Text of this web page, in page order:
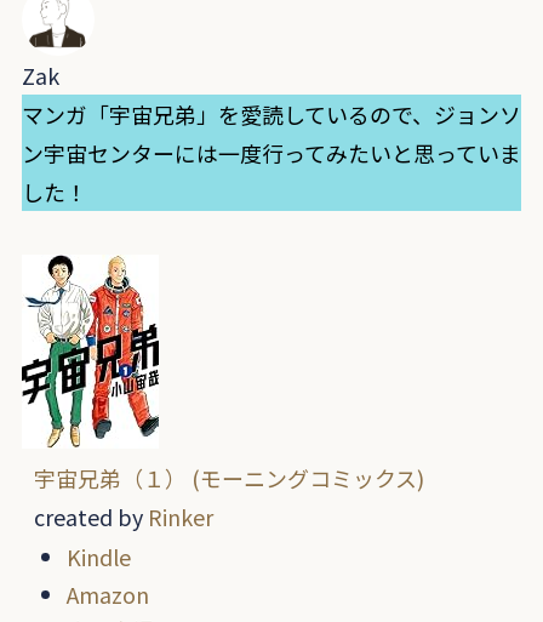
Zak
マンガ「宇宙兄弟」を愛読しているので、ジョンソ
ン宇宙センターには一度行ってみたいと思っていま
した！
宇宙兄弟（１） (モーニングコミックス)
created by Rinker
Kindle
Amazon